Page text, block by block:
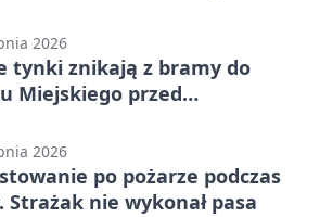
2026
tynki znikają z bramy do
Miejskiego przed
2026
po pożarze podczas
Strażak nie wykonał pasa